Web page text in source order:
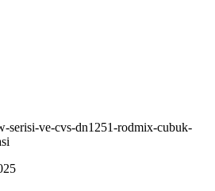
serisi-ve-cvs-dn1251-rodmix-cubuk-